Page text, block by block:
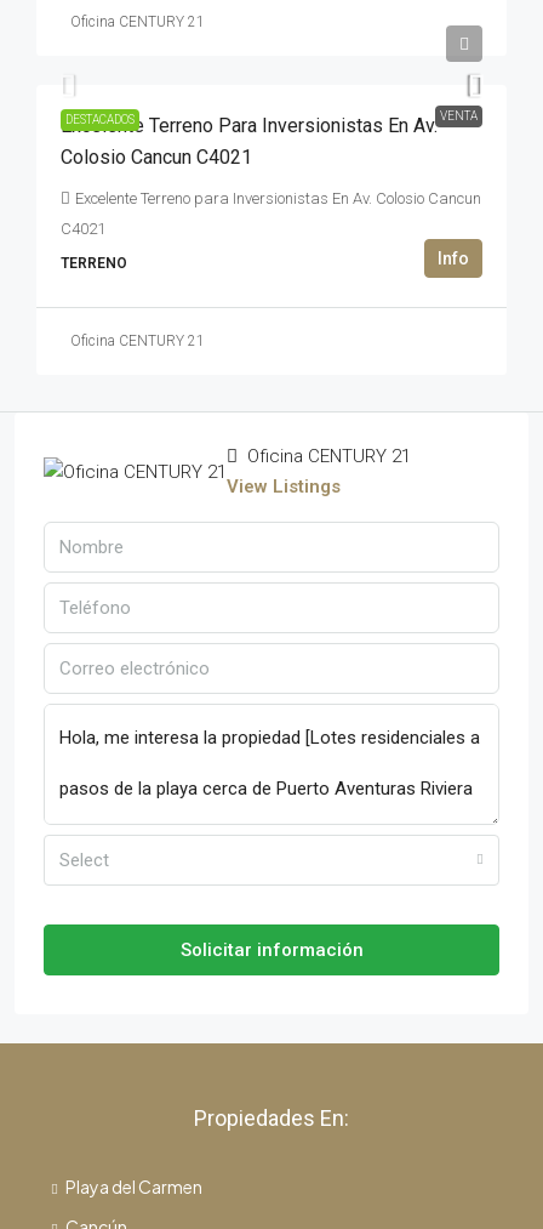
Oficina CENTURY 21
DESTACADOS VENTA
Excelente Terreno Para Inversionistas En Av.
Colosio Cancun C4021
Excelente Terreno para Inversionistas En Av. Colosio Cancun
C4021
TERRENO
Oficina CENTURY 21
Oficina CENTURY 21
View Listings
Select
Solicitar información
Propiedades En:
Playa del Carmen